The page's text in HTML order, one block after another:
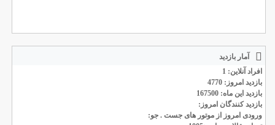
آمار بازدید
افراد آنلاین: 1
بازدید امروز: 4770
بازدید این ماه: 167500
بازدید کنندگان امروز:
ورودی امروز از موتور های جست . جو: